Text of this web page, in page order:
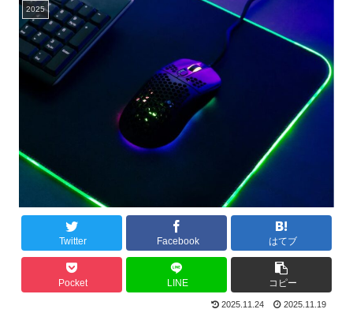
2025
Twitter Facebook はてブ
Pocket LINE コピー
2025.11.24 2025.11.19